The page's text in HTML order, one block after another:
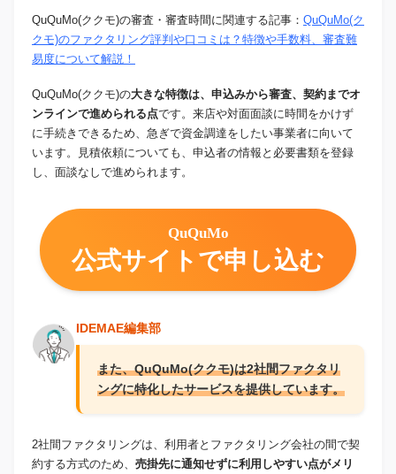
QuQuMo(ククモ)の審査・審査時間に関連する記事： QuQuMo(ク
クモ)のファクタリング評判や口コミは？特徴や手数料、審査難
易度について解説！
QuQuMo(ククモ)の大きな特徴は、申込みから審査、契約までオ
ンラインで進められる点です。来店や対面面談に時間をかけず
に手続きできるため、急ぎで資金調達をしたい事業者に向いて
います。見積依頼についても、申込者の情報と必要書類を登録
し、面談なしで進められます。
QuQuMo
公式サイトで申し込む
IDEMAE編集部
また、QuQuMo(ククモ)は2社間ファクタリ
ングに特化したサービスを提供しています。
2社間ファクタリングは、利用者とファクタリング会社の間で契
約する方式のため、 売掛先に通知せずに利用しやすい点がメリ